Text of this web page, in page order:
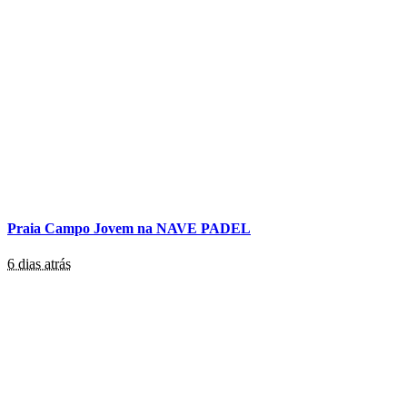
Praia Campo Jovem na NAVE PADEL
6 dias atrás